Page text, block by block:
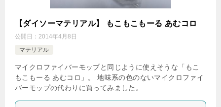
【ダイソーマテリアル】 もこもこもーる あむコロ
公開日： 2014年4月8日
マテリアル
マイクロファイバーモップと同じように使えそうな「もこ
もこもーる あむコロ」。 地味系の色のないマイクロファイ
バーモップの代わりに買ってみました。